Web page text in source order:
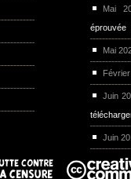
Mai
éprouvée
Mai
Juin
Juin